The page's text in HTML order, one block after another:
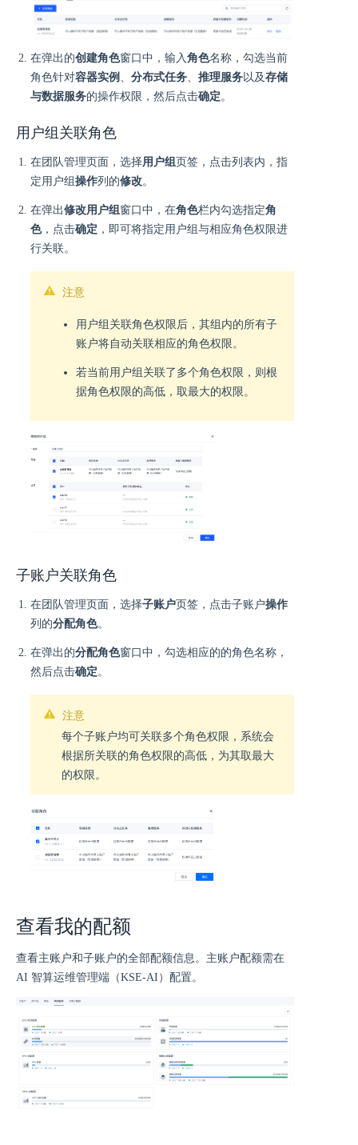
在弹出的创建角色窗口中，输入角色名称，勾选当前
角色针对容器实例 、 分布式任务、 推理服务以及存储
与数据服务的操作权限，然后点击确定。
用户组关联角色
在团队管理页面，选择用户组页签，点击列表内，指
定用户组 操作列的修改。
在弹出修改用户组窗口中，在角色栏内勾选指定角
色，点击确定 ，即可将指定用户组与相应角色权限进
行关联。
注意
用户组关联角色权限后，其组内的所有子
账户将自动关联相应的角色权限。
若当前用户组关联了多个角色权限，则根
据角色权限的高低，取最大的权限。
子账户关联角色
在团队管理页面，选择子账户页签，点击子账户操作
列的分配角色。
在弹出的分配角色窗口中，勾选相应的的角色名称，
然后点击确定 。
注意
每个子账户均可关联多个角色权限，系统会
根据所关联的角色权限的高低，为其取最大
的权限。
查看我的配额
查看主账户和子账户的全部配额信息。主账户配额需在
AI 智算运维管理端（KSE-AI）配置。